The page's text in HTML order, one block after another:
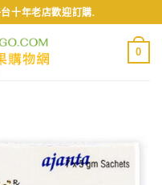
十年老店歡迎訂購.
0